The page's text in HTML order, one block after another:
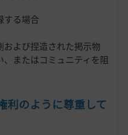
する場合
よび捏造された掲示物
またはコミュニティを阻
利のように尊重して